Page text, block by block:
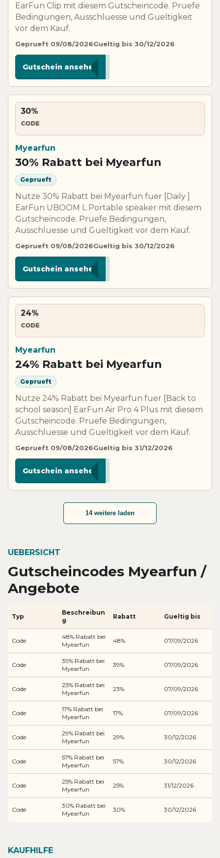
EarFun Clip mit diesem Gutscheincode. Pruefe
Bedingungen, Ausschluesse und Gueltigkeit
vor dem Kauf.
Geprueft 09/08/2026Gueltig bis 30/12/2026
Gutschein ansehen
30%
CODE
Myearfun
30% Rabatt bei Myearfun
Geprueft
Nutze 30% Rabatt bei Myearfun fuer [Daily ]
EarFun UBOOM L Portable speaker mit diesem
Gutscheincode. Pruefe Bedingungen,
Ausschluesse und Gueltigkeit vor dem Kauf.
Geprueft 09/08/2026Gueltig bis 30/12/2026
Gutschein ansehen
24%
CODE
Myearfun
24% Rabatt bei Myearfun
Geprueft
Nutze 24% Rabatt bei Myearfun fuer [Back to
school season] EarFun Air Pro 4 Plus mit diesem
Gutscheincode. Pruefe Bedingungen,
Ausschluesse und Gueltigkeit vor dem Kauf.
Geprueft 09/08/2026Gueltig bis 31/12/2026
Gutschein ansehen
14 weitere laden
UEBERSICHT
Gutscheincodes Myearfun /
Angebote
Typ
Beschreibun
g
Rabatt Gueltig bis
Code
48% Rabatt bei
Myearfun
48% 07/09/2026
Code
39% Rabatt bei
Myearfun
39% 07/09/2026
Code
23% Rabatt bei
Myearfun
23% 07/09/2026
Code
17% Rabatt bei
Myearfun
17% 07/09/2026
Code
29% Rabatt bei
Myearfun
29% 30/12/2026
Code
57% Rabatt bei
Myearfun
57% 30/12/2026
Code
25% Rabatt bei
Myearfun
25% 31/12/2026
Code
30% Rabatt bei
Myearfun
30% 30/12/2026
KAUFHILFE